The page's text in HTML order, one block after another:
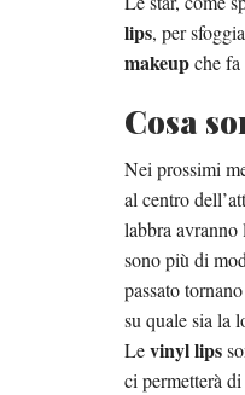
lips, per
makeupche
Cosa
Nei prossimi
al centro
labbra avranno
sono più di
passato
su quale sia la
Levinyl lips
ci permetterà